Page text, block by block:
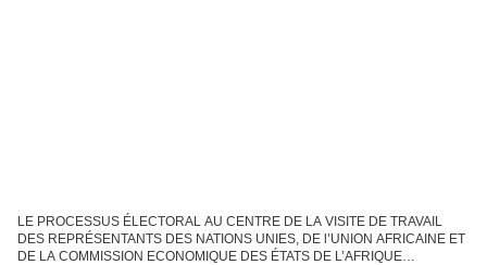
LE PROCESSUS ÉLECTORAL AU CENTRE DE LA VISITE DE TRAVAIL
DES REPRÉSENTANTS DES NATIONS UNIES, DE l’UNION AFRICAINE ET
DE LA COMMISSION ECONOMIQUE DES ÉTATS DE L’AFRIQUE